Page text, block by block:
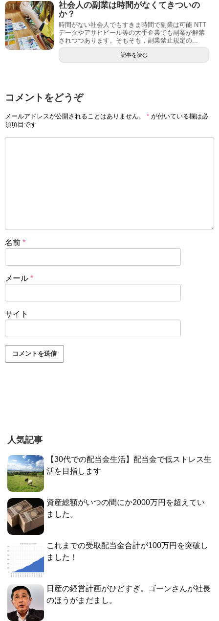
社会人の副業は時間がなくてきついの
か？
時間がない社会人でもすきま時間で副業は可能 NTT
データやアサヒビール等の大手企業でも副業が解禁
されつつあります。そもそも，副業禁止規定の...
記事を読む
コメントをどうぞ
メールアドレスが公開されることはありません。 * が付いている欄は必
須項目です
名前 *
メール *
サイト
人気記事
【30代での配当金生活】配当金で低ストレス生
活を目指します
資産総額がいつの間にか2000万円を超えてい
ました。
これまでの受取配当金合計が100万円を突破し
ました！
日産の経営計画がひどすぎ。ゴーンさんが社長
のほうがまだまし。